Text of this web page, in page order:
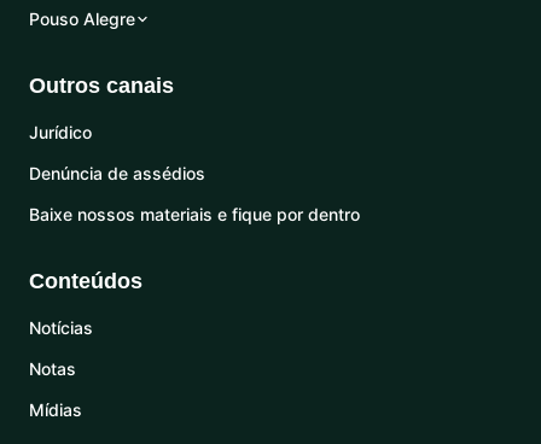
Pouso Alegre
Outros canais
Jurídico
Denúncia de assédios
Baixe nossos materiais e fique por dentro
Conteúdos
Notícias
Notas
Mídias